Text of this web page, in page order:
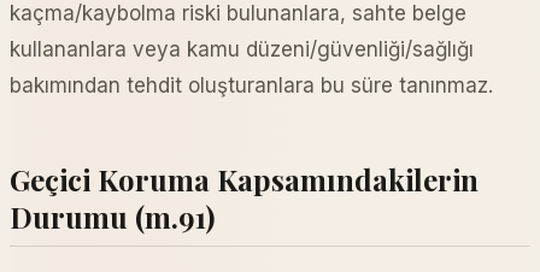
kaçma/kaybolma riski bulunanlara, sahte belge
kullananlara veya kamu düzeni/güvenliği/sağlığı
bakımından tehdit oluşturanlara bu süre tanınmaz.
Geçici Koruma Kapsamındakilerin
Durumu (m.91)